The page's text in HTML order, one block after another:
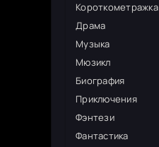
Короткометражка
Драма
Музыка
Мюзикл
Биография
Приключения
Фэнтези
Фантастика